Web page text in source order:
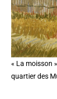
« La moisson
quartier des